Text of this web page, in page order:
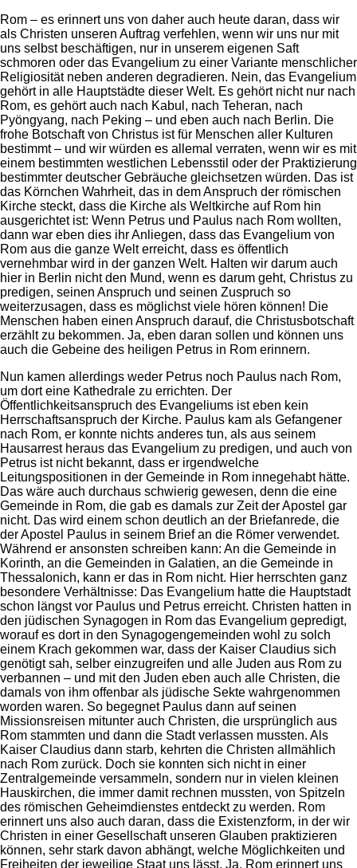
Rom – es erinnert uns von daher auch heute daran, dass wir
als Christen unseren Auftrag verfehlen, wenn wir uns nur mit
uns selbst beschäftigen, nur in unserem eigenen Saft
schmoren oder das Evangelium zu einer Variante menschlicher
Religiosität neben anderen degradieren. Nein, das Evangelium
gehört in alle Hauptstädte dieser Welt. Es gehört nicht nur nach
Rom, es gehört auch nach Kabul, nach Teheran, nach
Pyöngyang, nach Peking – und eben auch nach Berlin. Die
frohe Botschaft von Christus ist für Menschen aller Kulturen
bestimmt – und wir würden es allemal verraten, wenn wir es mit
einem bestimmten westlichen Lebensstil oder der Praktizierung
bestimmter deutscher Gebräuche gleichsetzen würden. Das ist
das Körnchen Wahrheit, das in dem Anspruch der römischen
Kirche steckt, dass die Kirche als Weltkirche auf Rom hin
ausgerichtet ist: Wenn Petrus und Paulus nach Rom wollten,
dann war eben dies ihr Anliegen, dass das Evangelium von
Rom aus die ganze Welt erreicht, dass es öffentlich
vernehmbar wird in der ganzen Welt. Halten wir darum auch
hier in Berlin nicht den Mund, wenn es darum geht, Christus zu
predigen, seinen Anspruch und seinen Zuspruch so
weiterzusagen, dass es möglichst viele hören können! Die
Menschen haben einen Anspruch darauf, die Christusbotschaft
erzählt zu bekommen. Ja, eben daran sollen und können uns
auch die Gebeine des heiligen Petrus in Rom erinnern.
Nun kamen allerdings weder Petrus noch Paulus nach Rom,
um dort eine Kathedrale zu errichten. Der
Öffentlichkeitsanspruch des Evangeliums ist eben kein
Herrschaftsanspruch der Kirche. Paulus kam als Gefangener
nach Rom, er konnte nichts anderes tun, als aus seinem
Hausarrest heraus das Evangelium zu predigen, und auch von
Petrus ist nicht bekannt, dass er irgendwelche
Leitungspositionen in der Gemeinde in Rom innegehabt hätte.
Das wäre auch durchaus schwierig gewesen, denn die eine
Gemeinde in Rom, die gab es damals zur Zeit der Apostel gar
nicht. Das wird einem schon deutlich an der Briefanrede, die
der Apostel Paulus in seinem Brief an die Römer verwendet.
Während er ansonsten schreiben kann: An die Gemeinde in
Korinth, an die Gemeinden in Galatien, an die Gemeinde in
Thessalonich, kann er das in Rom nicht. Hier herrschten ganz
besondere Verhältnisse: Das Evangelium hatte die Hauptstadt
schon längst vor Paulus und Petrus erreicht. Christen hatten in
den jüdischen Synagogen in Rom das Evangelium gepredigt,
worauf es dort in den Synagogengemeinden wohl zu solch
einem Krach gekommen war, dass der Kaiser Claudius sich
genötigt sah, selber einzugreifen und alle Juden aus Rom zu
verbannen – und mit den Juden eben auch alle Christen, die
damals von ihm offenbar als jüdische Sekte wahrgenommen
worden waren. So begegnet Paulus dann auf seinen
Missionsreisen mitunter auch Christen, die ursprünglich aus
Rom stammten und dann die Stadt verlassen mussten. Als
Kaiser Claudius dann starb, kehrten die Christen allmählich
nach Rom zurück. Doch sie konnten sich nicht in einer
Zentralgemeinde versammeln, sondern nur in vielen kleinen
Hauskirchen, die immer damit rechnen mussten, von Spitzeln
des römischen Geheimdienstes entdeckt zu werden. Rom
erinnert uns also auch daran, dass die Existenzform, in der wir
Christen in einer Gesellschaft unseren Glauben praktizieren
können, sehr stark davon abhängt, welche Möglichkeiten und
Freiheiten der jeweilige Staat uns lässt. Ja, Rom erinnert uns